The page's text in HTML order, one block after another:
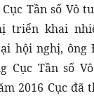
Tần số Vô
triển khai
hội nghị, ông
Cục Tần số
2016 Cục đã